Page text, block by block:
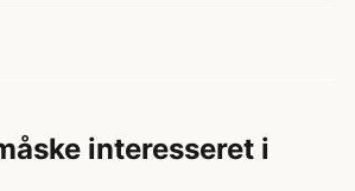
interesseret i